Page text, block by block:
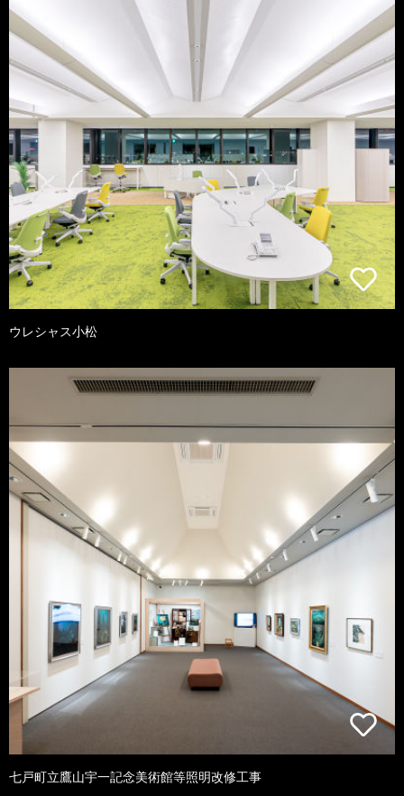
ウレシャス小松
七戸町立鷹山宇一記念美術館等照明改修工事